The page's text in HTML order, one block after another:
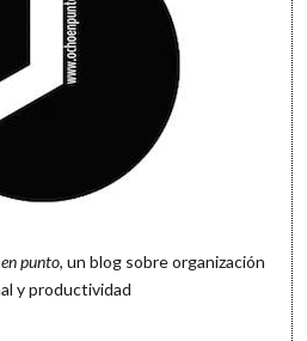
punto, un blog sobre organización
y productividad